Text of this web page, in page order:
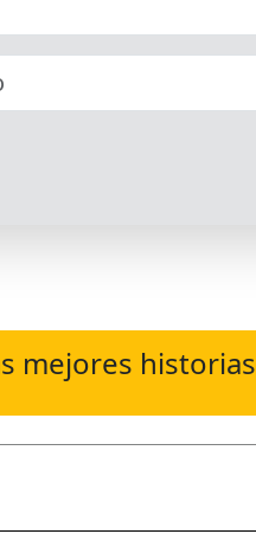
mejores historias